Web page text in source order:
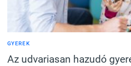
GYEREK
Az udvariasan hazudó